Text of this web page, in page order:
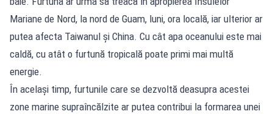
Mariane de Nord, la nord de Guam, luni, ora locală, iar ulterior ar
putea afecta Taiwanul și China. Cu cât apa oceanului este mai
caldă, cu atât o furtună tropicală poate primi mai multă
energie.
În același timp, furtunile care se dezvoltă deasupra acestei
zone marine supraîncălzite ar putea contribui la formarea unei